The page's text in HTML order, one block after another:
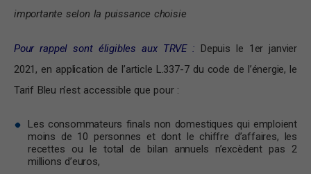
importante selon la puissance choisie
Pour rappel sont éligibles aux TRVE : Depuis le 1er janvier
2021, en application de l’article L.337-7 du code de l’énergie, le
Tarif Bleu n’est accessible que pour :
Les consommateurs finals non domestiques qui emploient
moins de 10 personnes et dont le chiffre d’affaires, les
recettes ou le total de bilan annuels n’excèdent pas 2
millions d’euros,